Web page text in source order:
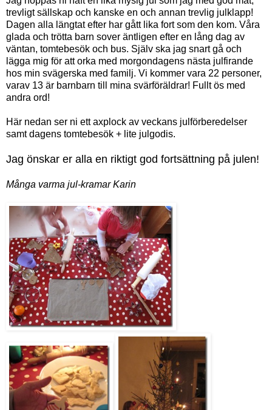
trevligt sällskap och kanske en och annan trevlig julklapp!
Dagen alla längtat efter har gått lika fort som den kom. Våra
glada och trötta barn sover äntligen efter en lång dag av
väntan, tomtebesök och bus. Själv ska jag snart gå och
lägga mig för att orka med morgondagens nästa julfirande
hos min svägerska med familj. Vi kommer vara 22 personer,
varav 13 är barnbarn till mina svärföräldrar! Fullt ös med
andra ord!
Här nedan ser ni ett axplock av veckans julförberedelser
samt dagens tomtebesök + lite julgodis.
Jag önskar er alla en riktigt god fortsättning på julen!
Många varma jul-kramar Karin